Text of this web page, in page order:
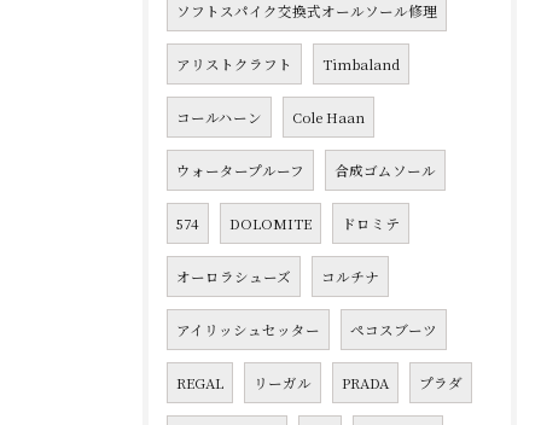
ソフトスパイク交換式オールソール修理
アリストクラフト Timbaland
コールハーン Cole Haan
ウォータープルーフ 合成ゴムソール
574 DOLOMITE ドロミテ
オーロラシューズ コルチナ
アイリッシュセッター ペコスブーツ
REGAL リーガル PRADA プラダ